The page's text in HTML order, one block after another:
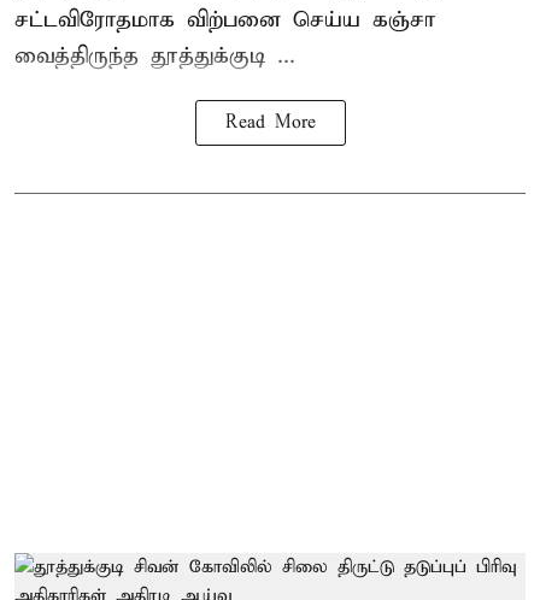
சட்டவிரோதமாக விற்பனை செய்ய கஞ்சா
வைத்திருந்த தூத்துக்குடி ...
Read More